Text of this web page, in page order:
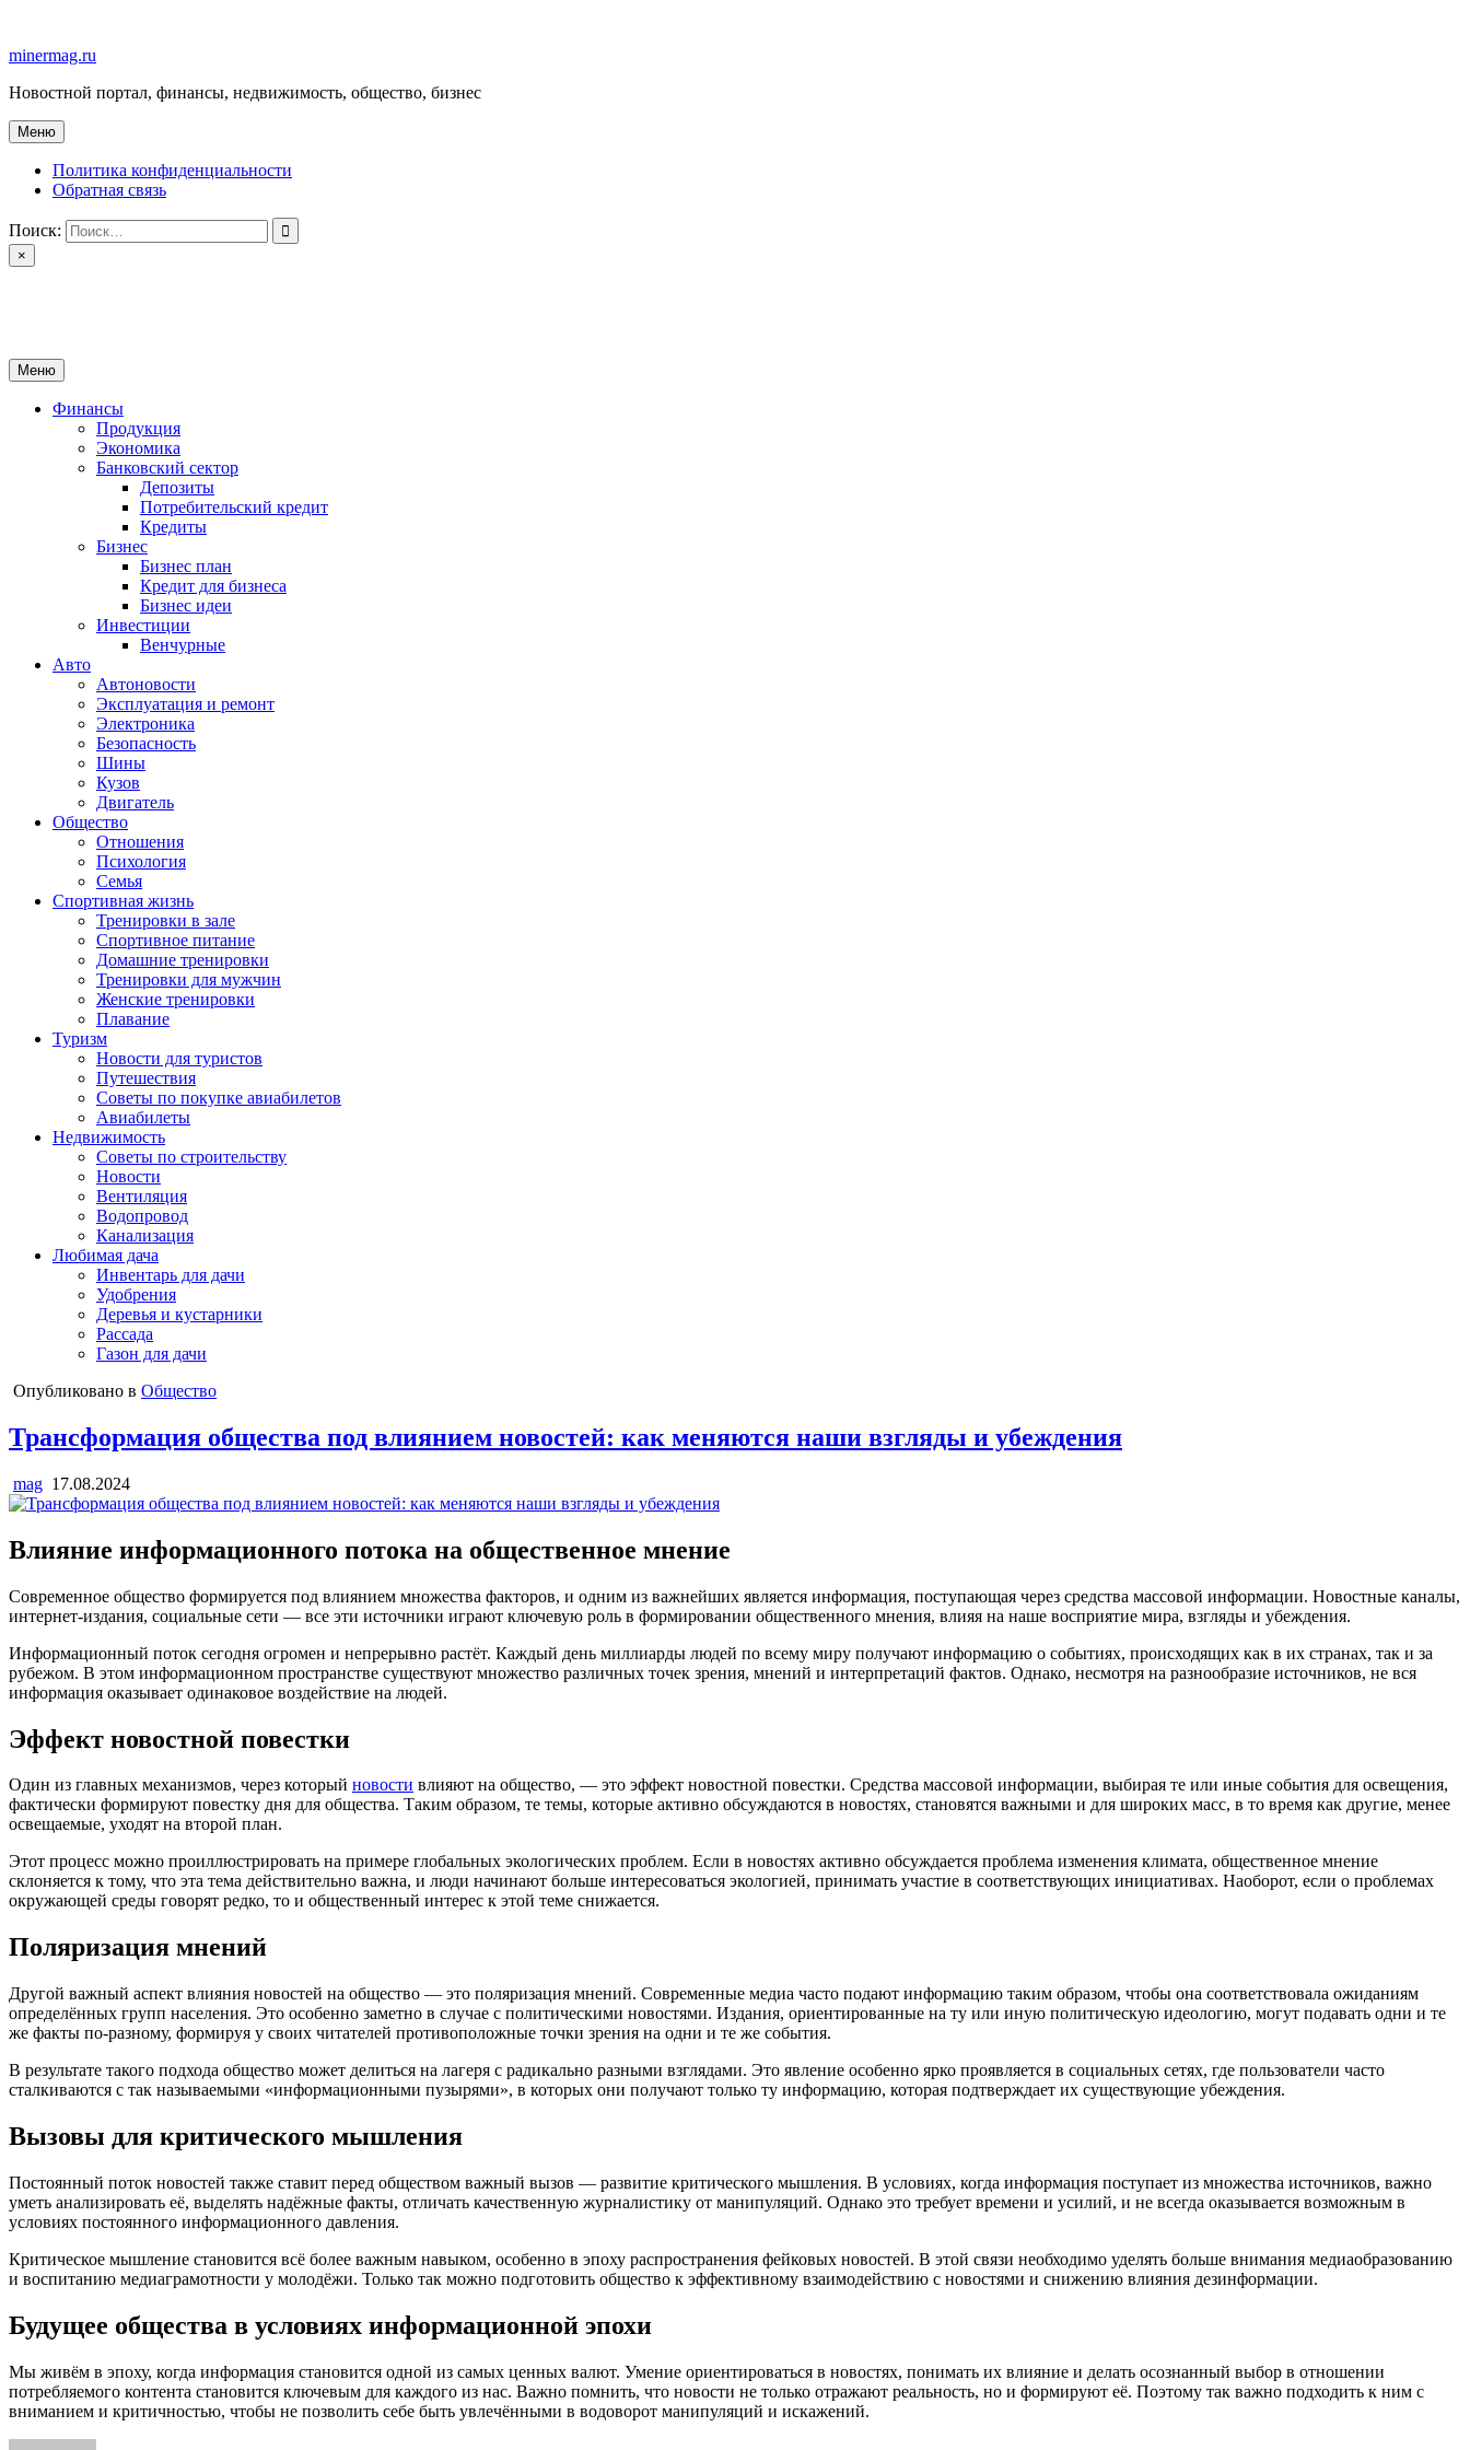
содержимому
minermag.ru
Новостной портал, финансы, недвижимость, общество, бизнес
Меню
Политика конфиденциальности
Обратная связь
Поиск:
×
Меню
Финансы
Продукция
Экономика
Банковский сектор
Депозиты
Потребительский кредит
Кредиты
Бизнес
Бизнес план
Кредит для бизнеса
Бизнес идеи
Инвестиции
Венчурные
Авто
Автоновости
Эксплуатация и ремонт
Электроника
Безопасность
Шины
Кузов
Двигатель
Общество
Отношения
Психология
Семья
Спортивная жизнь
Тренировки в зале
Спортивное питание
Домашние тренировки
Тренировки для мужчин
Женские тренировки
Плавание
Туризм
Новости для туристов
Путешествия
Советы по покупке авиабилетов
Авиабилеты
Недвижимость
Советы по строительству
Новости
Вентиляция
Водопровод
Канализация
Любимая дача
Инвентарь для дачи
Удобрения
Деревья и кустарники
Рассада
Газон для дачи
Опубликовано в Общество
Трансформация общества под влиянием новостей: как меняются наши взгляды и убеждения
mag 17.08.2024
Влияние информационного потока на общественное мнение
Современное общество формируется под влиянием множества факторов, и одним из важнейших является информация, поступающая через средства массовой информации. Новостные каналы,
интернет-издания, социальные сети — все эти источники играют ключевую роль в формировании общественного мнения, влияя на наше восприятие мира, взгляды и убеждения.
Информационный поток сегодня огромен и непрерывно растёт. Каждый день миллиарды людей по всему миру получают информацию о событиях, происходящих как в их странах, так и за
рубежом. В этом информационном пространстве существуют множество различных точек зрения, мнений и интерпретаций фактов. Однако, несмотря на разнообразие источников, не вся
информация оказывает одинаковое воздействие на людей.
Эффект новостной повестки
Один из главных механизмов, через который новости влияют на общество, — это эффект новостной повестки. Средства массовой информации, выбирая те или иные события для освещения,
фактически формируют повестку дня для общества. Таким образом, те темы, которые активно обсуждаются в новостях, становятся важными и для широких масс, в то время как другие, менее
освещаемые, уходят на второй план.
Этот процесс можно проиллюстрировать на примере глобальных экологических проблем. Если в новостях активно обсуждается проблема изменения климата, общественное мнение
склоняется к тому, что эта тема действительно важна, и люди начинают больше интересоваться экологией, принимать участие в соответствующих инициативах. Наоборот, если о проблемах
окружающей среды говорят редко, то и общественный интерес к этой теме снижается.
Поляризация мнений
Другой важный аспект влияния новостей на общество — это поляризация мнений. Современные медиа часто подают информацию таким образом, чтобы она соответствовала ожиданиям
определённых групп населения. Это особенно заметно в случае с политическими новостями. Издания, ориентированные на ту или иную политическую идеологию, могут подавать одни и те
же факты по-разному, формируя у своих читателей противоположные точки зрения на одни и те же события.
В результате такого подхода общество может делиться на лагеря с радикально разными взглядами. Это явление особенно ярко проявляется в социальных сетях, где пользователи часто
сталкиваются с так называемыми «информационными пузырями», в которых они получают только ту информацию, которая подтверждает их существующие убеждения.
Вызовы для критического мышления
Постоянный поток новостей также ставит перед обществом важный вызов — развитие критического мышления. В условиях, когда информация поступает из множества источников, важно
уметь анализировать её, выделять надёжные факты, отличать качественную журналистику от манипуляций. Однако это требует времени и усилий, и не всегда оказывается возможным в
условиях постоянного информационного давления.
Критическое мышление становится всё более важным навыком, особенно в эпоху распространения фейковых новостей. В этой связи необходимо уделять больше внимания медиаобразованию
и воспитанию медиаграмотности у молодёжи. Только так можно подготовить общество к эффективному взаимодействию с новостями и снижению влияния дезинформации.
Будущее общества в условиях информационной эпохи
Мы живём в эпоху, когда информация становится одной из самых ценных валют. Умение ориентироваться в новостях, понимать их влияние и делать осознанный выбор в отношении
потребляемого контента становится ключевым для каждого из нас. Важно помнить, что новости не только отражают реальность, но и формируют её. Поэтому так важно подходить к ним с
вниманием и критичностью, чтобы не позволить себе быть увлечёнными в водоворот манипуляций и искажений.